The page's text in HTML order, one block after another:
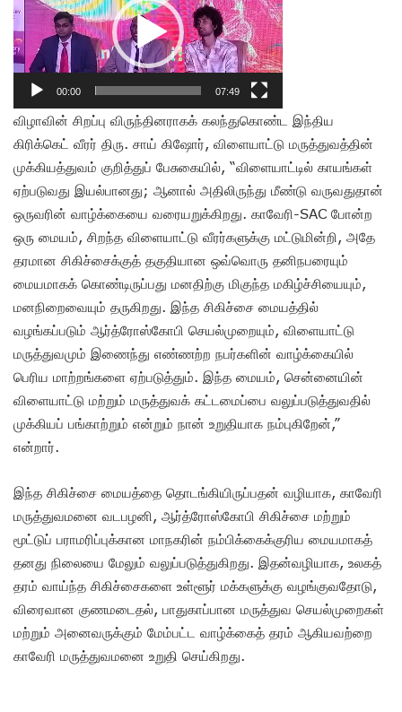
00:00 07:49
விழாவின் சிறப்பு விருந்தினராகக் கலந்துகொண்ட இந்திய
கிரிக்கெட் வீரர் திரு. சாய் கிஷோர், விளையாட்டு மருத்துவத்தின்
முக்கியத்துவம் குறித்துப் பேசுகையில், “விளையாட்டில் காயங்கள்
ஏற்படுவது இயல்பானது; ஆனால் அதிலிருந்து மீண்டு வருவதுதான்
ஒருவரின் வாழ்க்கையை வரையறுக்கிறது. காவேரி-SAC போன்ற
ஒரு மையம், சிறந்த விளையாட்டு வீரர்களுக்கு மட்டுமின்றி, அதே
தரமான சிகிச்சைக்குத் தகுதியான ஒவ்வொரு தனிநபரையும்
மையமாகக் கொண்டிருப்பது மனதிற்கு மிகுந்த மகிழ்ச்சியையும்,
மனநிறைவையும் தருகிறது. இந்த சிகிச்சை மையத்தில்
வழங்கப்படும் ஆர்த்ரோஸ்கோபி செயல்முறையும், விளையாட்டு
மருத்துவமும் இணைந்து எண்ணற்ற நபர்களின் வாழ்க்கையில்
பெரிய மாற்றங்களை ஏற்படுத்தும். இந்த மையம், சென்னையின்
விளையாட்டு மற்றும் மருத்துவக் கட்டமைப்பை வலுப்படுத்துவதில்
முக்கியப் பங்காற்றும் என்றும் நான் உறுதியாக நம்புகிறேன்,”
என்றார்.
இந்த சிகிச்சை மையத்தை தொடங்கியிருப்பதன் வழியாக, காவேரி
மருத்துவமனை வடபழனி, ஆர்த்ரோஸ்கோபி சிகிச்சை மற்றும்
மூட்டுப் பராமரிப்புக்கான மாநகரின் நம்பிக்கைக்குரிய மையமாகத்
தனது நிலையை மேலும் வலுப்படுத்துகிறது. இதன்வழியாக, உலகத்
தரம் வாய்ந்த சிகிச்சைகளை உள்ளூர் மக்களுக்கு வழங்குவதோடு,
விரைவான குணமடைதல், பாதுகாப்பான மருத்துவ செயல்முறைகள்
மற்றும் அனைவருக்கும் மேம்பட்ட வாழ்க்கைத் தரம் ஆகியவற்றை
காவேரி மருத்துவமனை உறுதி செய்கிறது.